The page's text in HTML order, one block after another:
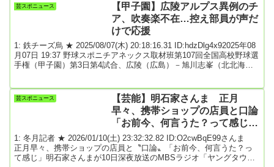
芸スポニュース
【甲子園】広陵アルプス異例のチ
ア、吹奏楽不在…控え部員が声だ
けで応援
1: 鉄チーズ烏 ★ 2025/08/07(木) 20:18:16.31 ID:hdzDlg4x92025年08
月07日 19:37 野球スポニチアネックス取材班第107回全国高校野球選
手権（甲子園）第3日第4試合、広陵（広島）－旭川志峯（北北海
く、控え部員がメガホンで大声を出しながら声援を送った。（以下
略、続きはソースでご確認下さい）引用元: 2: 名無しさん＠恐縮です
芸スポニュース
【芸能】明石家さんま 正月
早々、携帯ショップの店員と口論
「お前今、何言うた？って感じ」
「ワケわからへんねん」と語気を
強める
1: 冬月記者 ★ 2026/01/10(土) 23:32:32.82 ID:O2cwBqE99さんま
正月早々、携帯ショップの店員と〝口論〟「お前今、何言うた？っ
て感じ」明石家さんまが10日深夜放送のMBSラジオ「ヤングタウン